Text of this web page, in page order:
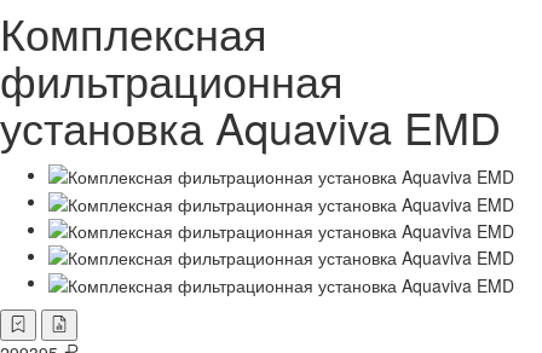
Комплексная
фильтрационная
установка Aquaviva EMD